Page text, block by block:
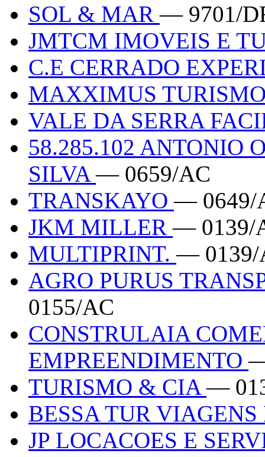
SOL & MAR— 9701/
JMTCM IMOVEIS E
C.E CERRADO
MAXXIMUS
VALE DA SERRA
58.285.102 ANTONIO
SILVA— 0659/AC
TRANSKAYO— 0649/
JKM MILLER— 0139/
MULTIPRINT.— 0139/
AGRO PURUS
0155/AC
CONSTRULAIA
EMPREENDIMENTO
TURISMO & CIA—
BESSA TUR
JP LOCACOES E